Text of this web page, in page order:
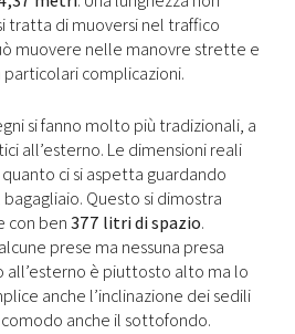
tratta di muoversi nel traffico
muovere nelle manovre strette e
complicazioni.
si fanno molto più tradizionali, a
all’esterno. Le dimensioni reali
ci si aspetta guardando
Questo si dimostra
con ben377 litri di spazio.
prese ma nessuna presa
è piuttosto alto ma lo
anche l’inclinazione dei sedili
anche il sottofondo.